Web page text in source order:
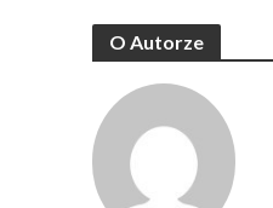
O Autorze